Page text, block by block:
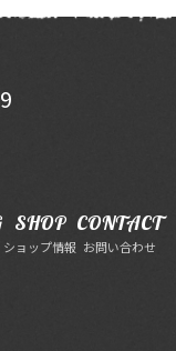
SHOP
ショップ情報
CONTACT
お問い合わせ